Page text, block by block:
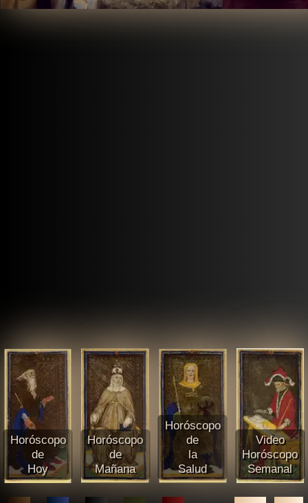
Horóscopo
de
Hoy
Horóscopo
de
Mañana
Horóscopo
de
la
Salud
Video
Horóscopo
Semanal